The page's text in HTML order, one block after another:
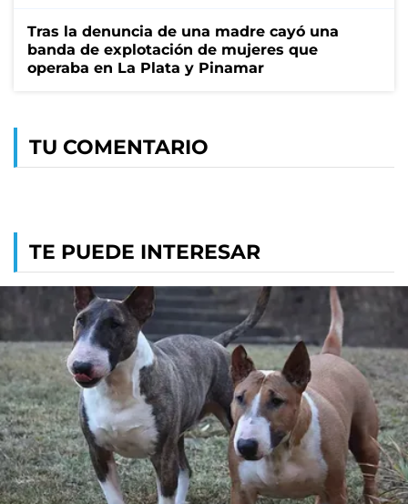
Tras la denuncia de una madre cayó una
banda de explotación de mujeres que
operaba en La Plata y Pinamar
TU COMENTARIO
TE PUEDE INTERESAR